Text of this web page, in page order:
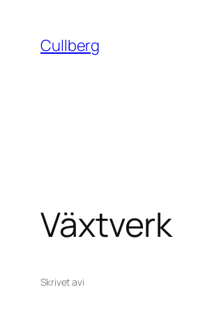
innehåll
Cullberg
Växtverk
Skrivet avi